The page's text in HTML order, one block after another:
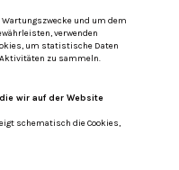
und um dem
verwenden
um statistische Daten
zu sammeln.
wir auf der Website
schematisch die Cookies,